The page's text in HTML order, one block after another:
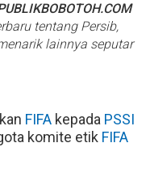
tentang Persib,
lainnya seputar
FIFA kepada PSSI
komite etik FIFA